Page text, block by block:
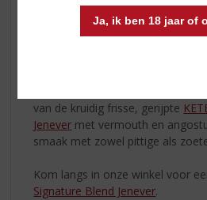
Ja, ik ben 18 jaar of
met de herkenbare zachte en
van de kruidig frisse, gerijpte
Jenever met vermouth en
smaak met zowel pittige als
Kom langs in onze winkel voor
Signature Blend Jenever.